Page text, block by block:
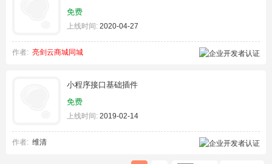
免费
上线时间: 2020-04-27
作者: 亮剑云商城同城
小程序接口基础插件
免费
上线时间: 2019-02-14
作者: 维清